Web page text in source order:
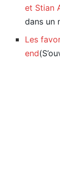
et Stian
dans un
Les
end